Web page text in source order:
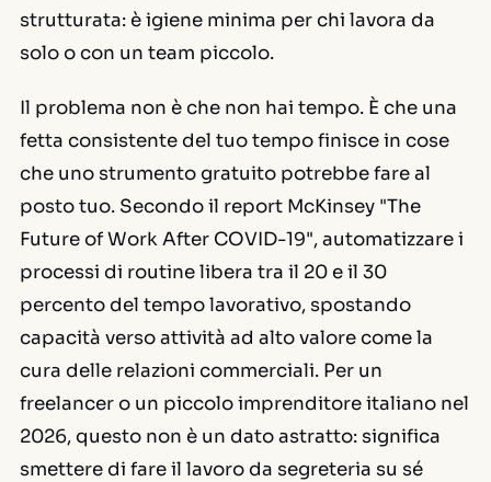
strutturata: è igiene minima per chi lavora da
solo o con un team piccolo.
Il problema non è che non hai tempo. È che una
fetta consistente del tuo tempo finisce in cose
che uno strumento gratuito potrebbe fare al
posto tuo. Secondo il report McKinsey "The
Future of Work After COVID-19", automatizzare i
processi di routine libera tra il 20 e il 30
percento del tempo lavorativo, spostando
capacità verso attività ad alto valore come la
cura delle relazioni commerciali. Per un
freelancer o un piccolo imprenditore italiano nel
2026, questo non è un dato astratto: significa
smettere di fare il lavoro da segreteria su sé